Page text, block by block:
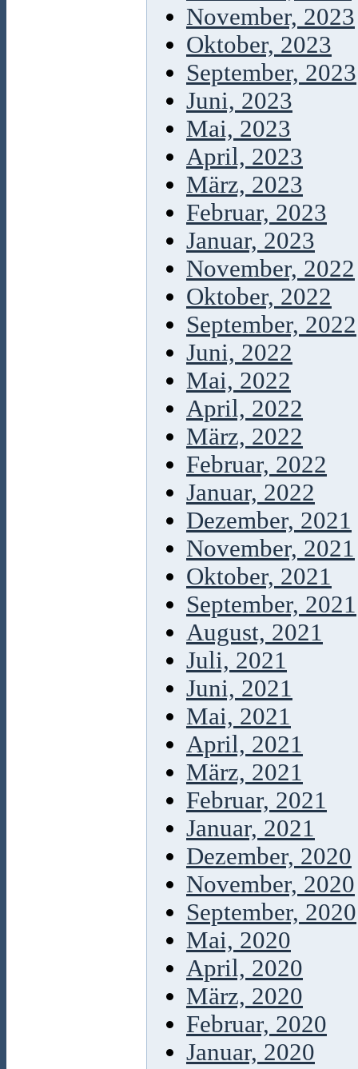
November, 2023
Oktober, 2023
September, 2023
Juni, 2023
Mai, 2023
April, 2023
März, 2023
Februar, 2023
Januar, 2023
November, 2022
Oktober, 2022
September, 2022
Juni, 2022
Mai, 2022
April, 2022
März, 2022
Februar, 2022
Januar, 2022
Dezember, 2021
November, 2021
Oktober, 2021
September, 2021
August, 2021
Juli, 2021
Juni, 2021
Mai, 2021
April, 2021
März, 2021
Februar, 2021
Januar, 2021
Dezember, 2020
November, 2020
September, 2020
Mai, 2020
April, 2020
März, 2020
Februar, 2020
Januar, 2020